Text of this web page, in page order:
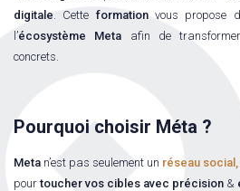
digitale. Cette formationvous propose
l’écosystème Meta afin de
concrets.
Pourquoi choisir Méta ?
Meta n’est pas seulement un réseau social,
pourtoucher vos cibles avec précision &